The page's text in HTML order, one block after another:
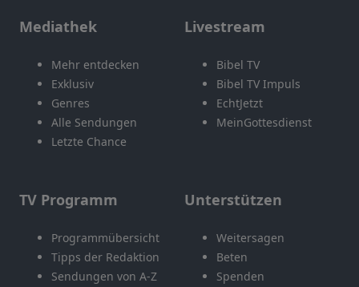
Mediathek
Mehr entdecken
Exklusiv
Genres
Alle Sendungen
Letzte Chance
Livestream
Bibel TV
Bibel TV Impuls
EchtJetzt
MeinGottesdienst
TV Programm
Programmübersicht
Tipps der Redaktion
Sendungen von A-Z
Unterstützen
Weitersagen
Beten
Spenden